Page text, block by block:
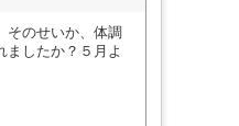
そのせいか、体調
ましたか？５月よ